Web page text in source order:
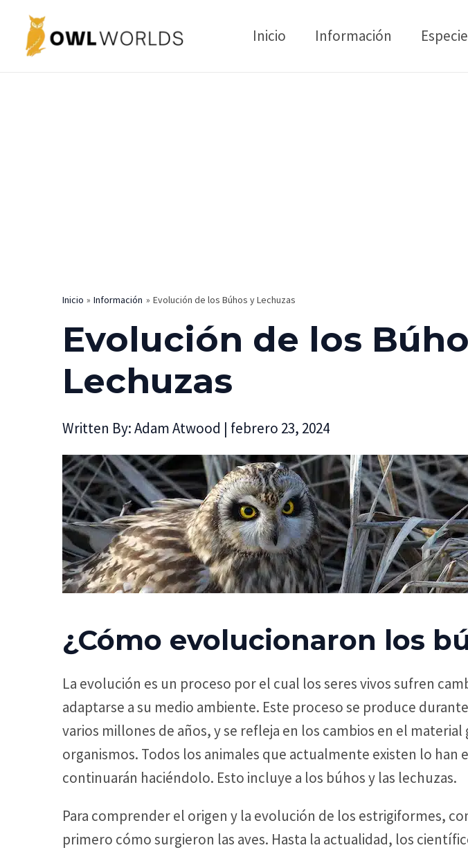
contenido
Inicio Información
Inicio Información Evolución de los Búhos y Lechuzas
Evolución de los
Lechuzas
Written By:Adam Atwood | febrero 23, 2024
¿Cómo evolucionaron los
La evolución es un proceso por el cual los seres vivos sufren
adaptarse a su medio ambiente. Este proceso se produce
varios millones de años, y se refleja en los cambios en el
organismos. Todos los animales que actualmente existen lo han
continuarán haciéndolo. Esto incluye a los búhos y las lechuzas.
Para comprender el origen y la evolución de los estrigiformes,
primero cómo surgieron las aves. Hasta la actualidad, los